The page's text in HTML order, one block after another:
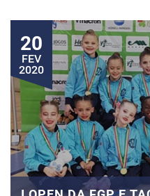
20
FEV
2020